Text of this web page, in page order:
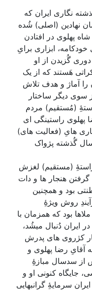
نگاری ایران که
نهادین (اصلی) شُده
پهلوی در افتادن
ابزاری برایِ
گُزیدن از او
هَستند که از یک
را آماژ و هدف تلاش
سوی دیگر ساختار
(مُستقیم) مردم
پهلوی راستینگی ای
هایِ (فعالیت های)
گُذشته پژواک
راستۀِ (مستقیم) لغزش
هنجار ها و دات
بود و همچنین
روش ویژۀِ
بود که همزمان با
ایران دُنبال میشُد،
کژروی های پدرش
آقایِ رضا پهلوی و
از سدسال مبازۀِ
جایگاه کنونی او و
سرمایۀِ گرانبهایی